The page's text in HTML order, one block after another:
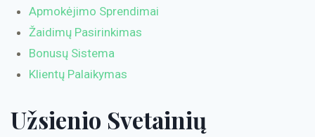
Apmokėjimo Sprendimai
Žaidimų Pasirinkimas
Bonusų Sistema
Klientų Palaikymas
Užsienio Svetainių